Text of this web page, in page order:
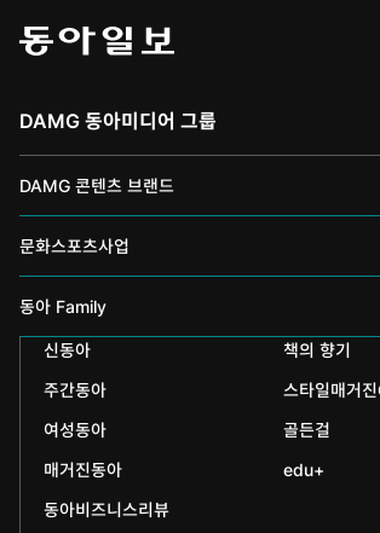
DAMG 동아미디어 그룹
DAMG 콘텐츠 브랜드
채널A
스포츠동아
어린이동아
에듀동아
어린이과학동아
문화스포츠사업
동아 신춘문예
동아국악콩쿠르
동아뮤지컬콩쿠르
동아무용콩쿠르
동아 Family
인촌기념회
신문박물관
화정평화재단
신동아
책의 향기
주간동아
스타일매거
여성동아
골든걸
매거진동아
edu+
동아비즈니스리뷰